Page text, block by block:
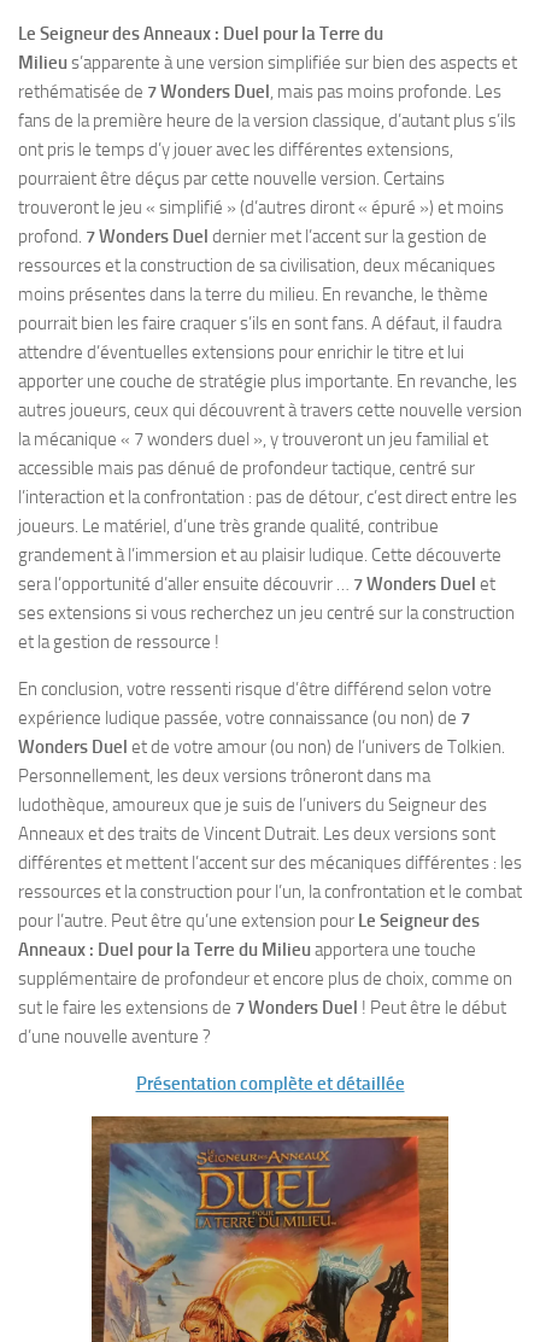
Le Seigneur des Anneaux : Duel pour la Terre du
Milieus’apparente à une version simplifiée sur bien des aspects et
rethématisée de 7 Wonders Duel, mais pas moins profonde. Les
fans de la première heure de la version classique, d’autant plus s’ils
ont pris le temps d’y jouer avec les différentes extensions,
pourraient être déçus par cette nouvelle version. Certains
trouveront le jeu « simplifié » (d’autres diront « épuré ») et moins
profond. 7 Wonders Duel dernier met l’accent sur la gestion de
ressources et la construction de sa civilisation, deux mécaniques
moins présentes dans la terre du milieu. En revanche, le thème
pourrait bien les faire craquer s’ils en sont fans. A défaut, il faudra
attendre d’éventuelles extensions pour enrichir le titre et lui
apporter une couche de stratégie plus importante. En revanche, les
autres joueurs, ceux qui découvrent à travers cette nouvelle version
la mécanique « 7 wonders duel », y trouveront un jeu familial et
accessible mais pas dénué de profondeur tactique, centré sur
l’interaction et la confrontation : pas de détour, c’est direct entre les
joueurs. Le matériel, d’une très grande qualité, contribue
grandement à l’immersion et au plaisir ludique. Cette découverte
sera l’opportunité d’aller ensuite découvrir … 7 Wonders Duel et
ses extensions si vous recherchez un jeu centré sur la construction
et la gestion de ressource !
En conclusion, votre ressenti risque d’être différend selon votre
expérience ludique passée, votre connaissance (ou non) de 7
Wonders Duel et de votre amour (ou non) de l’univers de Tolkien.
Personnellement, les deux versions trôneront dans ma
ludothèque, amoureux que je suis de l’univers du Seigneur des
Anneaux et des traits de Vincent Dutrait. Les deux versions sont
différentes et mettent l’accent sur des mécaniques différentes : les
ressources et la construction pour l’un, la confrontation et le combat
pour l’autre. Peut être qu’une extension pour Le Seigneur des
Anneaux : Duel pour la Terre du Milieuapportera une touche
supplémentaire de profondeur et encore plus de choix, comme on
sut le faire les extensions de 7 Wonders Duel ! Peut être le début
d’une nouvelle aventure ?
Présentation complète et détaillée